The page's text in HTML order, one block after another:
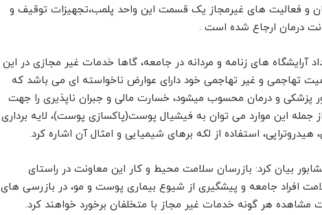
و فعالیت های غیرمجاز یک قسمت این واحد پلمب،تجهیزات توقیف و
درمان ارجاع شده است .
آرایشگاه های زنامه و مردانه در جامعه، گاها خدمات غیر مجازی در این
تهاجمی و غیر تهاجمی خود دارای عوارض ناخواسته ای می باشد که
پزشکی و درمان محسوب میشود، خسارت مالی و جبران ناپذیری را جهت
جمله این موارد می توان به فیشیال پوست(پاکسازی پوست)، لایه برداری
هیدروتراپی، استفاده از لکه برهای شیمیایی و امثال آن اشاره کرد.
بیان کرد: بازرسان سلامت محیط و کار این معاونت در راستای
افراد جامعه و پیشگیری از شیوع بیماری پوست و مو، در بازرسی های
مشاهده هر گونه خدمات غیر مجاز با متخلفان برخورد خواهند کرد.